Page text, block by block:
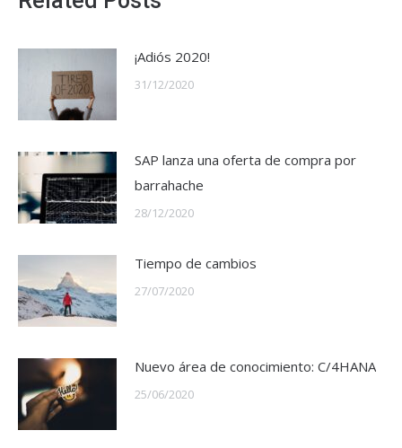
¡Adiós 2020!
31/12/2020
SAP lanza una oferta de compra por
barrahache
28/12/2020
Tiempo de cambios
27/07/2020
Nuevo área de conocimiento: C/4HANA
25/06/2020